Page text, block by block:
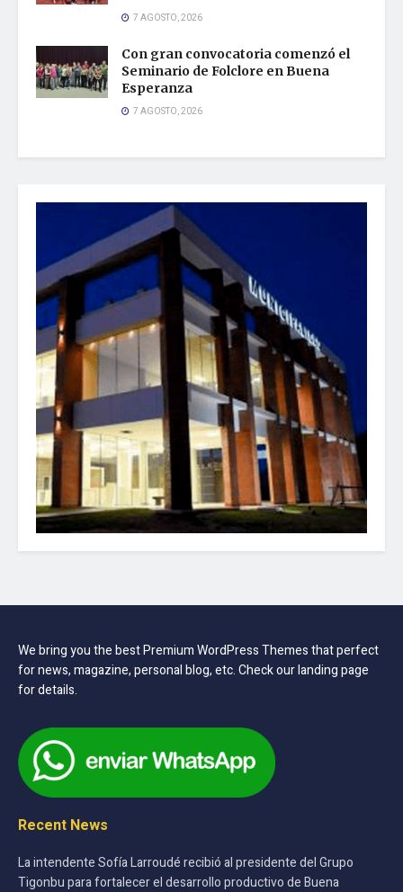
7 AGOSTO, 2026
Con gran convocatoria comenzó el
Seminario de Folclore en Buena
Esperanza
7 AGOSTO, 2026
We bring you the best Premium WordPress Themes that perfect
for news, magazine, personal blog, etc. Check our landing page
for details.
Recent News
La intendente Sofía Larroudé recibió al presidente del Grupo
Tigonbu para fortalecer el desarrollo productivo de Buena